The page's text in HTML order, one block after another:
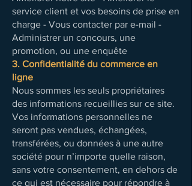
service client et vos besoins de prise en
charge - Vous contacter par e-mail -
Administrer un concours, une
promotion, ou une enquête
3. Confidentialité du commerce en
ligne
Nous sommes les seuls propriétaires
des informations recueillies sur ce site.
Vos informations personnelles ne
seront pas vendues, échangées,
transférées, ou données à une autre
société pour n’importe quelle raison,
sans votre consentement, en dehors de
ce qui est nécessaire pour répondre à